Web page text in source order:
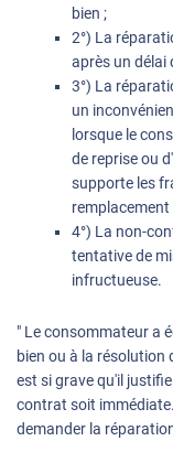
bien ;
2°) La
après un délai
3°) La
un
lorsque le
de reprise ou
supporte les
remplacement
4°) La non-
tentative de
infructueuse.
" Le consommateur a
bien ou à la
est si grave qu'il
contrat soit
demander la